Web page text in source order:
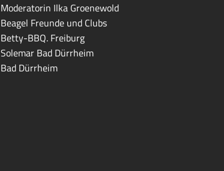
Moderatorin Ilka Groenewold
Beagel Freunde und Clubs
Betty-BBQ. Freiburg
Solemar Bad Dürrheim
Bad Dürrheim